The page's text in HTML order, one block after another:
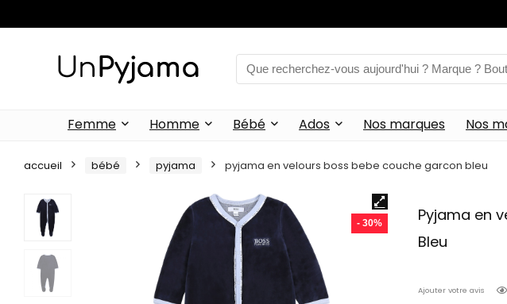
Femme Homme Bébé Ados Nos marques Nos
accueil bébé pyjama pyjama en velours boss bebe couche garcon bleu
- 30%
Pyjama en
Bleu
Ajouter votre avis